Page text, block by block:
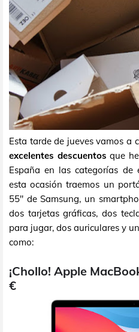
Esta tarde de jueves vamos a
excelentes descuentos que
España en las categorías de
esta ocasión traemos un
55" de Samsung, un
dos tarjetas gráficas, dos
para jugar, dos auriculares y
como:
¡Chollo! Apple
€